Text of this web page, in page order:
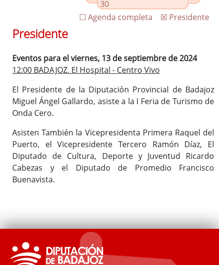
30
☒ Presidente
☐ Agenda completa
Presidente
Eventos para el viernes, 13 de septiembre de 2024
12:00 BADAJOZ. El Hospital - Centro Vivo
El Presidente de la Diputación Provincial de Badajoz
Miguel Ángel Gallardo, asiste a la I Feria de Turismo de
Onda Cero.
Asisten También la Vicepresidenta Primera Raquel del
Puerto, el Vicepresidente Tercero Ramón Díaz, El
Diputado de Cultura, Deporte y Juventud Ricardo
Cabezas y el Diputado de Promedio Francisco
Buenavista.